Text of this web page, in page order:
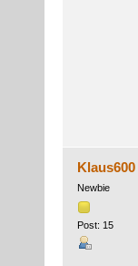
Klaus600
Newbie
Post: 15